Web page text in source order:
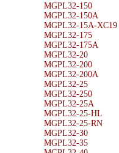
MGPL32-150
MGPL32-150A
MGPL32-15A-XC19
MGPL32-175
MGPL32-175A
MGPL32-20
MGPL32-200
MGPL32-200A
MGPL32-25
MGPL32-250
MGPL32-25A
MGPL32-25-HL
MGPL32-25-RN
MGPL32-30
MGPL32-35